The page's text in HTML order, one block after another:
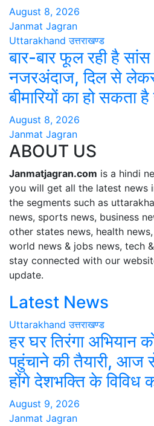
August 8, 2026
Janmat Jagran
Uttarakhand उत्तराखण्ड
बार-बार फूल रही है
नजरअंदाज, दिल से
बीमारियों का हो सकता
August 8, 2026
Janmat Jagran
ABOUT US
Janmatjagran.com is a hindi
you will get all the latest news
the segments such as
news, sports news, business
other states news, health
world news & jobs news, tech
stay connected with our
update.
Latest News
Uttarakhand उत्तराखण्ड
हर घर तिरंगा
पहुंचाने की तैयारी,
होंगे देशभक्ति के विविध
August 9, 2026
Janmat Jagran